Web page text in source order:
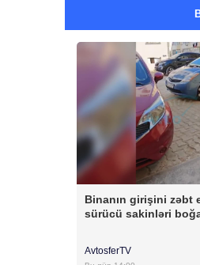
Binanın girişini zəbt
sürücü sakinləri
AvtosferTV